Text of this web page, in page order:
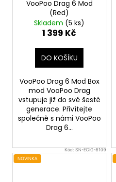
VooPoo Drag 6 Mod
(Red)
Skladem (5 ks)
1 399 Kč
DO KOŠÍKU
VooPoo Drag 6 Mod Box
mod VooPoo Drag
vstupuje již do své šesté
generace. Přivítejte
společně s námi VooPoo
Drag 6...
Kód:SN-ECIG-8109
NOVINKA